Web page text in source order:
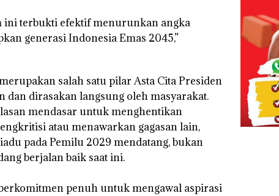
ini terbukti efektif menurunkan angka
generasi Indonesia Emas 2045,”
salah satu pilar Asta Cita Presiden
dan dirasakan langsung oleh masyarakat.
mendasar untuk menghentikan
atau menawarkan gagasan lain,
pada Pemilu 2029 mendatang, bukan
berjalan baik saat ini.
penuh untuk mengawal aspirasi